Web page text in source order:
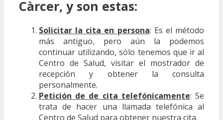
Càrcer, y son estas:
Solicitar la cita en persona: Es el método
más antiguo, pero aún la podemos
continuar utilizando, sólo tenemos que ir al
Centro de Salud, visitar el mostrador de
recepción y obtener la consulta
personalmente.
Petición de de cita telefónicamente: Se
trata de hacer una llamada telefónica al
Centro de Salud para obtener nuestra cita.